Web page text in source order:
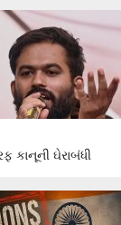
કાનૂની ઘેરાબંધી